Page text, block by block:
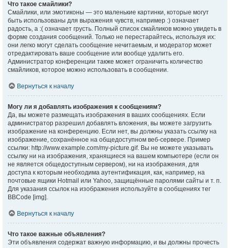
Что такое смайлики?
Смайлики, или эмотиконы — это маленькие картинки, которые могут
быть использованы для выражения чувств, например :) означает
радость, а :( означает грусть. Полный список смайликов можно увидеть в
форме создания сообщений. Только не перестарайтесь, используя их:
они легко могут сделать сообщение нечитаемым, и модератор может
отредактировать ваше сообщение или вообще удалить его.
Администратор конференции также может ограничить количество
смайликов, которое можно использовать в сообщении.
Вернуться к началу
Могу ли я добавлять изображения к сообщениям?
Да, вы можете размещать изображения в ваших сообщениях. Если
администратор разрешил добавлять вложения, вы можете загрузить
изображение на конференцию. Если нет, вы должны указать ссылку на
изображение, сохранённое на общедоступном веб-сервере. Пример
ссылки: http://www.example.com/my-picture.gif. Вы не можете указывать
ссылку ни на изображения, хранящиеся на вашем компьютере (если он
не является общедоступным сервером), ни на изображения, для
доступа к которым необходима аутентификация, как, например, на
почтовые ящики Hotmail или Yahoo, защищённые паролями сайты и т. п.
Для указания ссылок на изображения используйте в сообщениях тег
BBCode [img].
Вернуться к началу
Что такое важные объявления?
Эти объявления содержат важную информацию, и вы должны прочесть